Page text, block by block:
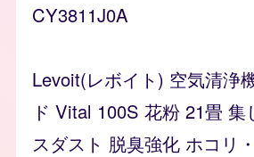
CY3811J0A
Levoit(レボイト) 空気清浄
ド Vital 100S 花粉 21畳 集
スダスト 脱臭強化 ホコリ